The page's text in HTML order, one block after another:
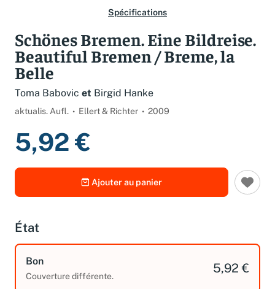
Spécifications
Schönes Bremen. Eine Bildreise.
Beautiful Bremen / Breme, la
Belle
Toma Babovic et Birgid Hanke
aktualis. Aufl. Ellert & Richter 2009
5,92 €
Ajouter au panier
État
Bon
Couverture différente.
5,92 €